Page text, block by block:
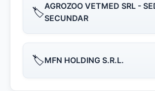
🏷️AGROZOO VETMED SRL -
SECUNDAR
🏷️MFN HOLDING S.R.L.